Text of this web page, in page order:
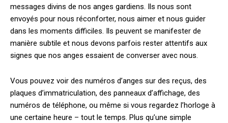
messages divins de nos anges gardiens. Ils nous sont
envoyés pour nous réconforter, nous aimer et nous guider
dans les moments difficiles. Ils peuvent se manifester de
manière subtile et nous devons parfois rester attentifs aux
signes que nos anges essaient de converser avec nous.
Vous pouvez voir des numéros d’anges sur des reçus, des
plaques d’immatriculation, des panneaux d’affichage, des
numéros de téléphone, ou même si vous regardez l’horloge à
une certaine heure – tout le temps. Plus qu’une simple